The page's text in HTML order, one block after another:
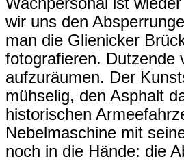
wir uns den
man die Glienicker
fotografieren. Dutzende
aufzuräumen. Der
mühselig, den Asphalt
historischen
Nebelmaschine mit
noch in die Hände: die